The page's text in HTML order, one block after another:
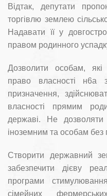
Відтак, депутати
торгівлю землею
Надавати її у
правом родинного
Дозволити особам,
право власності н6а
призначення,
власності прямим
державі. Не
іноземним та особам без
Створити державний
забезпечити дієву
програми
сімейних